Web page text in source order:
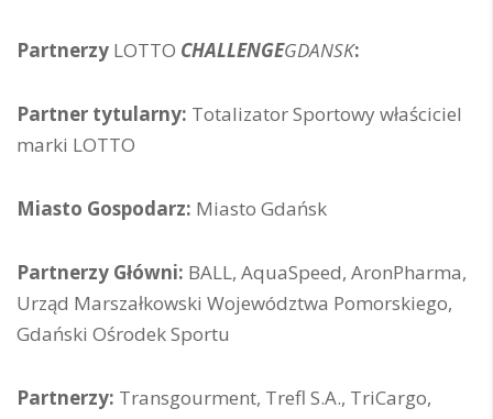
Partnerzy LOTTO CHALLENGEGDANSK:
Partner tytularny: Totalizator Sportowy właściciel
marki LOTTO
Miasto Gospodarz: Miasto Gdańsk
Partnerzy Główni: BALL, AquaSpeed, AronPharma,
Urząd Marszałkowski Województwa Pomorskiego,
Gdański Ośrodek Sportu
Partnerzy: Transgourment, Trefl S.A., TriCargo,